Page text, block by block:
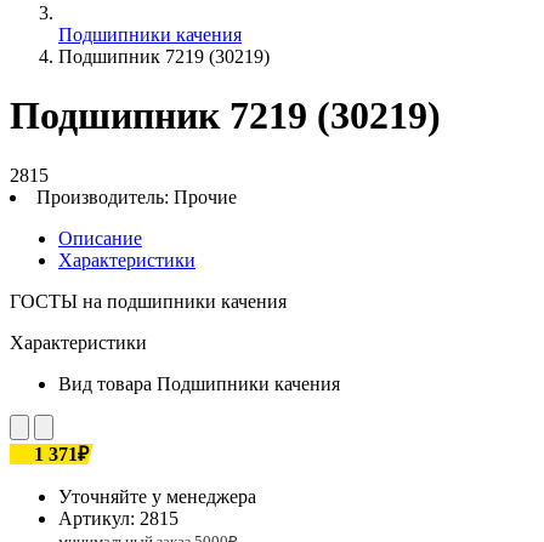
Подшипники качения
Подшипник 7219 (30219)
Подшипник 7219 (30219)
2815
Производитель: Прочие
Описание
Характеристики
ГОСТЫ на подшипники качения
Характеристики
Вид товара Подшипники качения
1 371₽
Уточняйте у менеджера
Артикул: 2815